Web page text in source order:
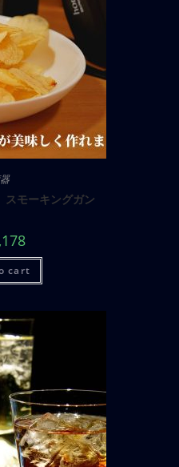
モーキングガン
cart